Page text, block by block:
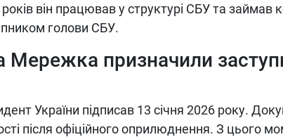
він працював у структурі СБУ та займав
голови СБУ.
Мережка призначили
України підписав 13 січня 2026 року.
після офіційного оприлюднення. З цього